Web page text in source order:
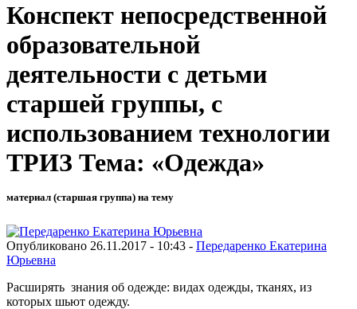
Конспект непосредственной
образовательной
деятельности с детьми
старшей группы, с
использованием технологии
ТРИЗ Тема: «Одежда»
материал (старшая группа) на тему
Опубликовано 26.11.2017 - 10:43 - Передаренко Екатерина
Юрьевна
Расширять знания об одежде: видах одежды, тканях, из
которых шьют одежду.